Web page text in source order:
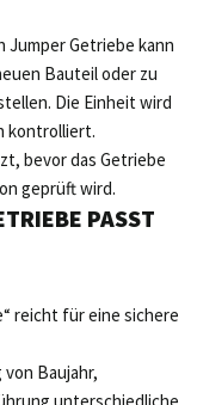
Getriebe kann
Bauteil oder zu
Die Einheit wird
kontrolliert.
bevor das Getriebe
geprüft wird.
PASST
reicht für eine sichere
Baujahr,
unterschiedliche